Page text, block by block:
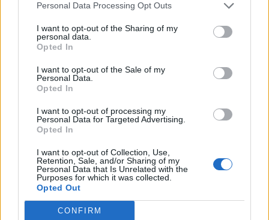
Personal Data Processing Opt Outs
I want to opt-out of the Sharing of my
personal data.
Opted In
I want to opt-out of the Sale of my
Personal Data.
Opted In
I want to opt-out of processing my
Personal Data for Targeted Advertising.
Opted In
I want to opt-out of Collection, Use,
Retention, Sale, and/or Sharing of my
Personal Data that Is Unrelated with the
Purposes for which it was collected.
Opted Out
CONFIRM